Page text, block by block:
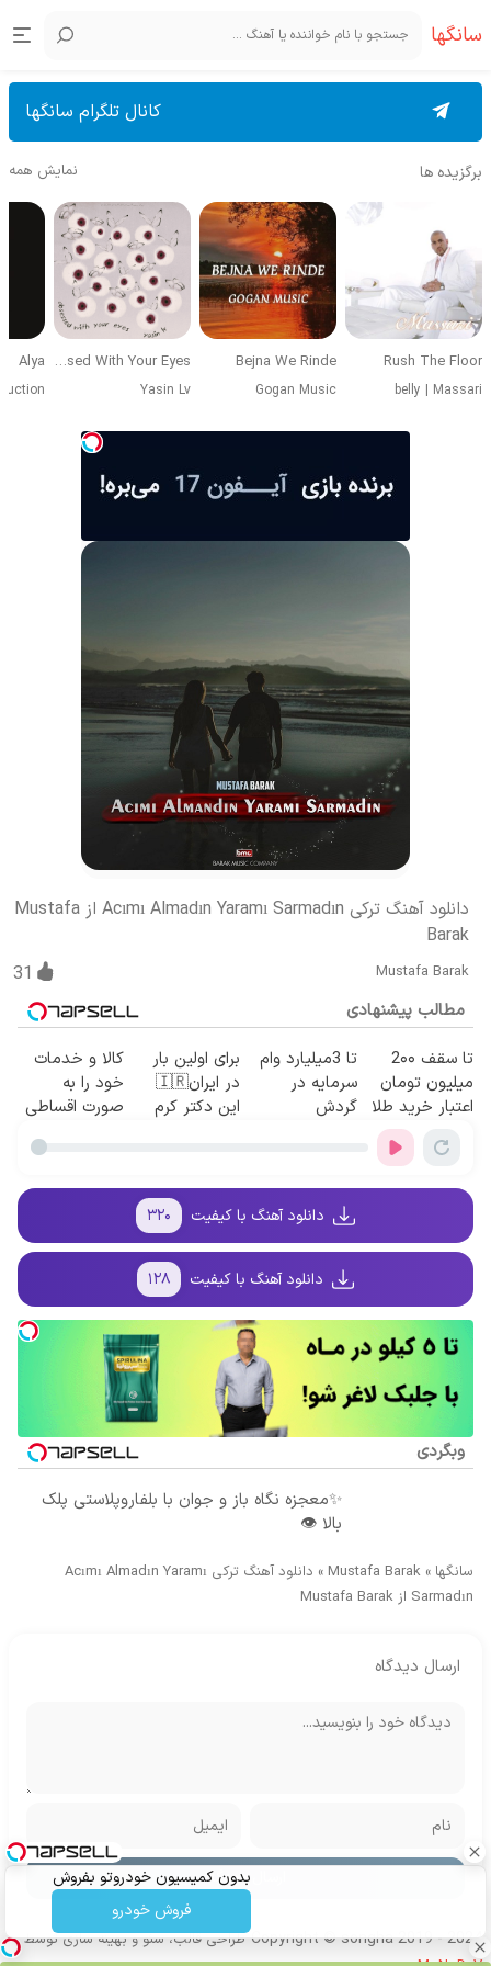
سانگها
کانال تلگرام سانگها
برگزیده ها نمایش همه
Rush The Floor
belly | Massari
Bejna We Rinde
Gogan Music
Obsessed With Your Eyes
Yasin Lv
Alya
دانلود آهنگ ترکی Acımı Almadın Yaramı Sarmadın از Mustafa
Barak
Mustafa Barak
31
مطالب پیشنهادی
تا سقف 2۰۰
میلیون تومان
اعتبار خرید طلا
تا 3میلیارد وام
سرمایه در
گردش
برای اولین بار
در ایران🇮🇷
این دکتر کرم
کالا و خدمات
خود را به
صورت اقساطی
دانلود آهنگ با کیفیت ۳۲۰
دانلود آهنگ با کیفیت ۱۲۸
وبگردی
✨معجزه نگاه باز و جوان با بلفاروپلاستی پلک
بالا 👁️
سانگها »
Mustafa Barak
»
دانلود آهنگ ترکی Acımı Almadın Yaramı
Sarmadın از Mustafa Barak
ارسال دیدگاه
بدون کمیسیون خودروتو بفروش
فروش خودرو
Copyright © songha 2019 - 2024 طراحی قالب، سئو و بهینه سازی توسط